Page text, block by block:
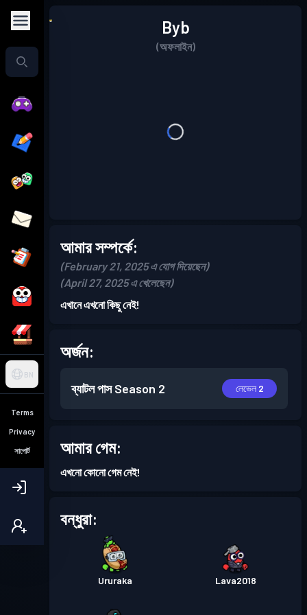
BN
Terms
Privacy
সাপোর্ট
Byb
(অফলাইন)
আমার সম্পর্কে:
(February 21, 2025 এ যোগ দিয়েছেন)
(April 27, 2025 এ খেলেছেন)
এখানে এখনো কিছু নেই!
অর্জন:
ব্যাটল পাস Season 2 লেভেল 2
আমার গেম:
এখনো কোনো গেম নেই!
বন্ধুরা:
Ururaka Lava2018